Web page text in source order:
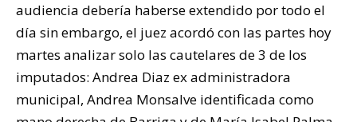
audiencia debería haberse extendido por todo el
día sin embargo, el juez acordó con las partes hoy
martes analizar solo las cautelares de 3 de los
imputados: Andrea Diaz ex administradora
municipal, Andrea Monsalve identificada como